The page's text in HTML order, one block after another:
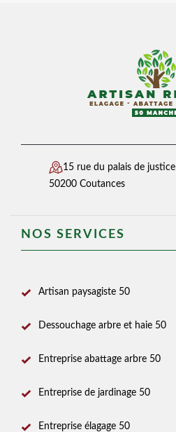
15 rue du palais de justice
50200 Coutances
NOS SERVICES
Artisan paysagiste 50
Dessouchage arbre et haie 50
Entreprise abattage arbre 50
Entreprise de jardinage 50
Entreprise élagage 50